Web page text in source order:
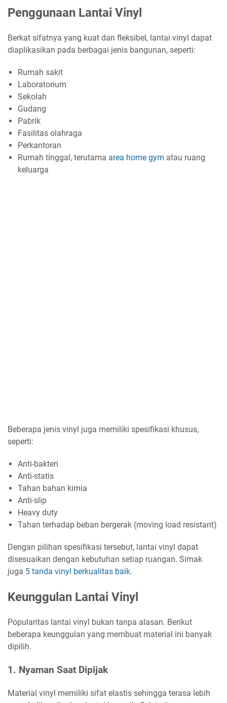
Penggunaan Lantai Vinyl
Berkat sifatnya yang kuat dan fleksibel, lantai vinyl dapat
diaplikasikan pada berbagai jenis bangunan, seperti:
Rumah sakit
Laboratorium
Sekolah
Gudang
Pabrik
Fasilitas olahraga
Perkantoran
Rumah tinggal, terutama area home gym atau ruang
keluarga
Beberapa jenis vinyl juga memiliki spesifikasi khusus,
seperti:
Anti-bakteri
Anti-statis
Tahan bahan kimia
Anti-slip
Heavy duty
Tahan terhadap beban bergerak (moving load resistant)
Dengan pilihan spesifikasi tersebut, lantai vinyl dapat
disesuaikan dengan kebutuhan setiap ruangan. Simak
juga 5 tanda vinyl berkualitas baik.
Keunggulan Lantai Vinyl
Popularitas lantai vinyl bukan tanpa alasan. Berikut
beberapa keunggulan yang membuat material ini banyak
dipilih.
1. Nyaman Saat Dipijak
Material vinyl memiliki sifat elastis sehingga terasa lebih